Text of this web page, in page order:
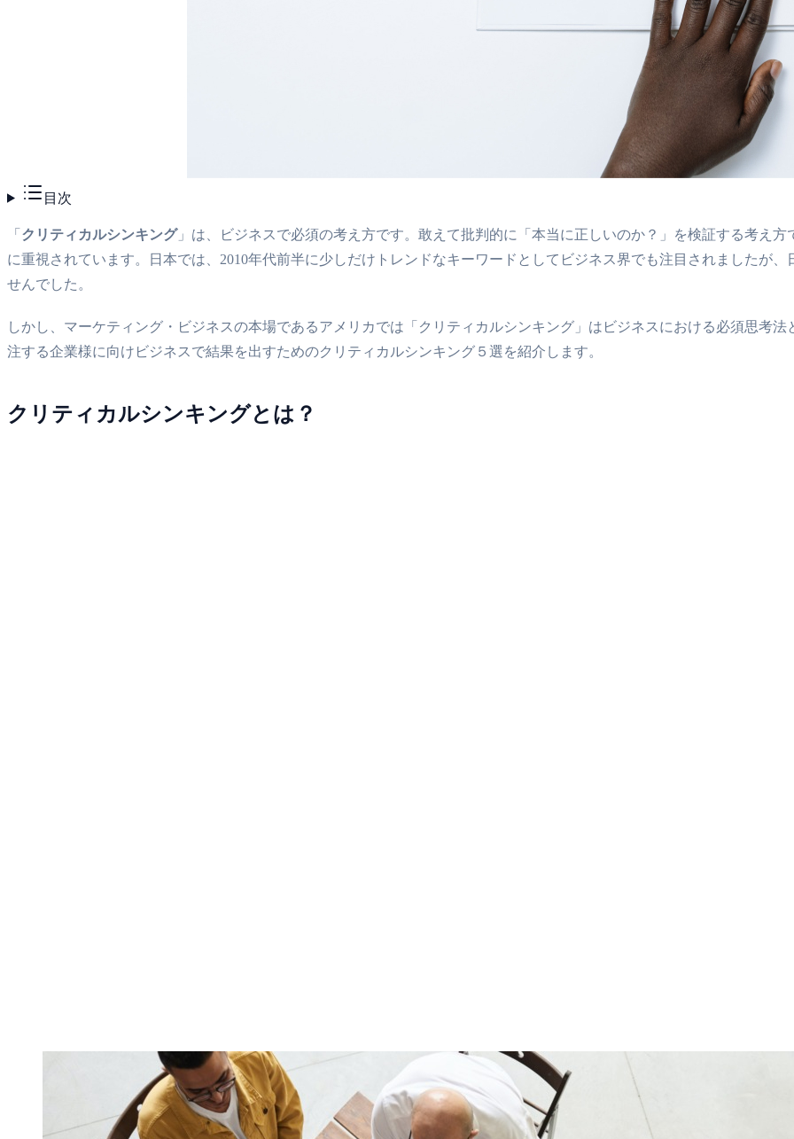
目次
「 クリティカルシンキング」は、ビジネスで必須の考え方です。敢えて批判的に「本当に正しいのか？」を検証する考え
に重視されています。日本では、2010年代前半に少しだけトレンドなキーワードとしてビジネス界でも注目されましたが
せんでした。
しかし、マーケティング・ビジネスの本場であるアメリカでは「クリティカルシンキング」はビジネスにおける必須思考
注する企業様に向けビジネスで結果を出すためのクリティカルシンキング５選を紹介します。
クリティカルシンキングとは？